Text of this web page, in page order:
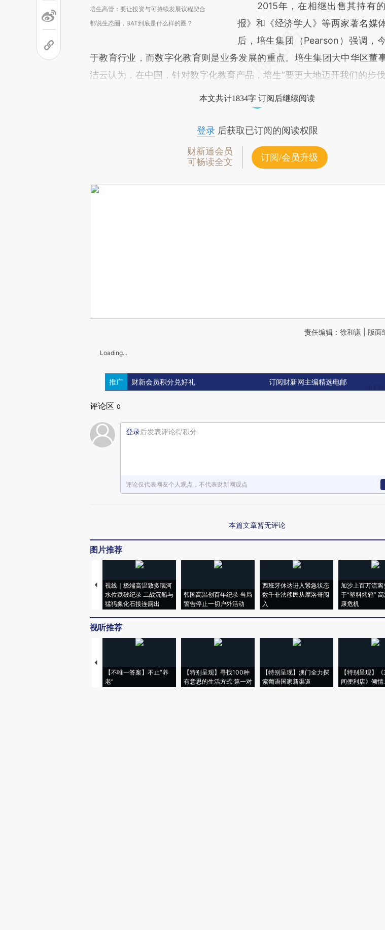
培生高管：要让投资与可持续发展议程契合
都说生态圈，BAT到底是什么样的圈？
2015年，在相继出售其持有
报》和《经济学人》等两家著名媒
后，培生集团（Pearson）强调，
于教育行业，而数字化教育则是业务发展的重点。培生集团大中华区董
洁云认为，在中国，针对数字化教育产品，培生“要更大地迈开我们的步伐
本文共计1834字 订阅后继续阅读
登录后获取已订阅的阅读权限
财新通会员
可畅读全文
订阅/会员升级
责任编辑：徐和谦 | 版面
Loading...
推广 财新会员积分兑好礼 订阅财新网主编精选电邮
评论区 0
登录后发表评论得积分
评论仅代表网友个人观点，不代表财新网观点
本篇文章暂无评论
图片推荐
视线｜极端高温致多瑙河
水位跌破纪录 二战沉船与
猛犸象化石接连露出
韩国高温创百年纪录 当局
警告停止一切户外活动
西班牙休达进入紧急状态
数千非法移民从摩洛哥闯
入
加沙上百万流离
于“塑料烤箱”
康危机
视听推荐
【不唯一答案】不止“养
老”
【特别呈现】寻找100种
有意思的生活方式·第一对
【特别呈现】澳门全力探
索葡语国家新渠道
【特别呈现】
间便利店》倾情